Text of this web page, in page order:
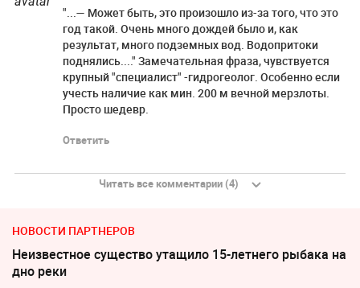
"...— Может быть, это произошло из-за того, что это
год такой. Очень много дождей было и, как
результат, много подземных вод. Водопритоки
поднялись...." Замечательная фраза, чувствуется
крупный "специалист" -гидрогеолог. Особенно если
учесть наличие как мин. 200 м вечной мерзлоты.
Просто шедевр.
Ответить
Читать все комментарии (4)
НОВОСТИ ПАРТНЕРОВ
Неизвестное существо утащило 15-летнего рыбака на
дно реки